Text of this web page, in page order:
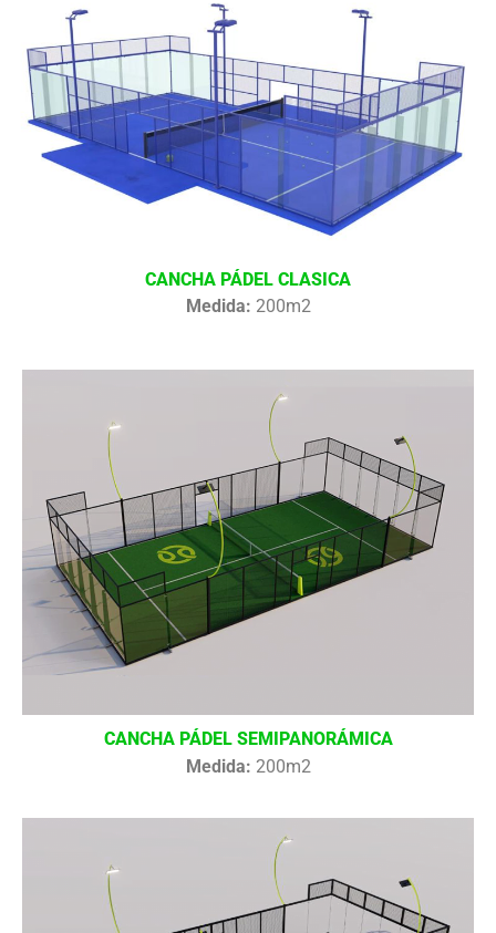
CANCHA PÁDEL CLASICA
Medida: 200m2
CANCHA PÁDEL SEMIPANORÁMICA
Medida: 200m2